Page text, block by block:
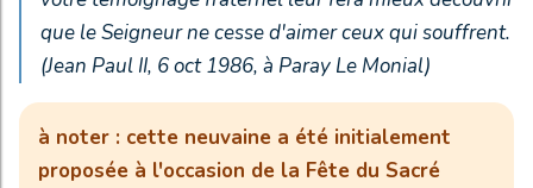
que le Seigneur ne cesse d'aimer ceux qui souffrent.
(Jean Paul II, 6 oct 1986, à Paray Le Monial)
à noter : cette neuvaine a été initialement
proposée à l'occasion de la Fête du Sacré